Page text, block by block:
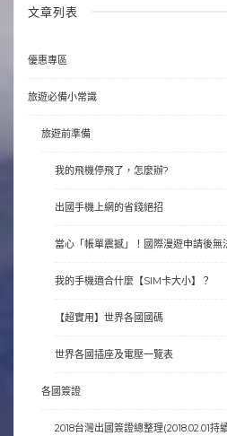
文章列表
優惠專區
旅遊必備小常識
旅遊前準備
我的飛機停飛了，怎麼辦?
出國手機上網的省錢絕招
當心「帳單震撼」！國際漫遊申請後無
我的手機適合什麼【SIM卡大小】？
【超實用】世界各國國碼
世界各國插座及電壓一覽表
各國簽證
2018台灣出國簽證總整理(2018.02.01持